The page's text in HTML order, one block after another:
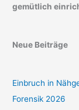
gemütlich
Neue Beiträge
Einbruch in
Forensik 2026